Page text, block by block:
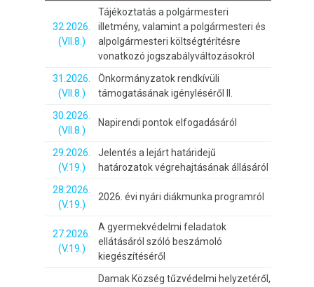
32.2026.
(VII.8.)
Tájékoztatás a polgármesteri
illetmény, valamint a polgármesteri és
alpolgármesteri költségtérítésre
vonatkozó jogszabályváltozásokról
31.2026.
(VII.8.)
Önkormányzatok rendkívüli
támogatásának igényléséről II.
30.2026.
(VII.8.)
Napirendi pontok elfogadásáról
29.2026.
(V.19.)
Jelentés a lejárt határidejű
határozatok végrehajtásának állásáról
28.2026.
(V.19.)
2026. évi nyári diákmunka programról
27.2026.
(V.19.)
A gyermekvédelmi feladatok
ellátásáról szóló beszámoló
kiegészítéséről
Damak Község tűzvédelmi helyzetéről,